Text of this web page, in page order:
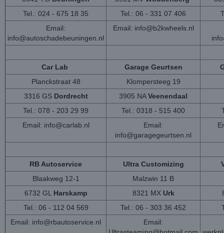
Tel.: 024 - 675 18 35
Tel.: 06 - 331 07 406
Email:
info@autoschadebeuningen.nl
Email: info@b2kwheels.nl
Car Lab Garage Geurtsen
Planckstraat 48
Klompersteeg 19
3316 GS Dordrecht 3905 NAVeenendaal
Tel.: 078 - 203 29 99
Tel.: 0318 - 515 400
Email: info@carlab.nl
Email:
info@garagegeurtsen.nl
RB Autoservice Ultra Customizing
Blaakweg 12-1
Malzwin 11 B
6732 GL Harskamp 8321 MX Urk
Tel.: 06 - 112 04 569
Tel.: 06 - 303 36 452
Email: info@rbautoservice.nl
Email: